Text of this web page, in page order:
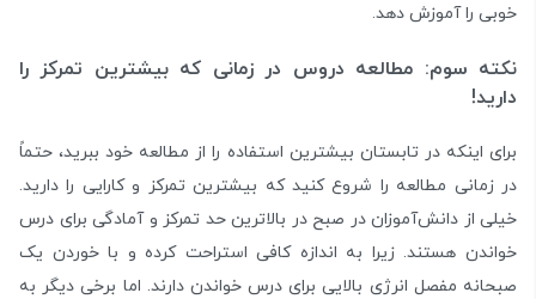
خوبی را آموزش دهد.
نکته سوم: مطالعه دروس در زمانی که بیشترین تمرکز را
دارید!
برای اینکه در تابستان بیشترین استفاده را از مطالعه خود ببرید، حتماً
در زمانی مطالعه را شروع کنید که بیشترین تمرکز و کارایی را دارید.
خیلی از دانش‌آموزان در صبح در بالاترین حد تمرکز و آمادگی برای درس
خواندن هستند. زیرا به اندازه کافی استراحت کرده و با خوردن یک
صبحانه مفصل انرژی بالایی برای درس خواندن دارند. اما برخی دیگر به